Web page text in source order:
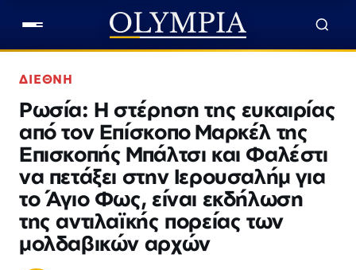
ΔΙΕΘΝΗ
Ρωσία: Η στέρηση της ευκαιρίας
από τον Επίσκοπο Μαρκέλ της
Επισκοπής Μπάλτσι και Φαλέστι
να πετάξει στην Ιερουσαλήμ για
το Άγιο Φως, είναι εκδήλωση
της αντιλαϊκής πορείας των
μολδαβικών αρχών